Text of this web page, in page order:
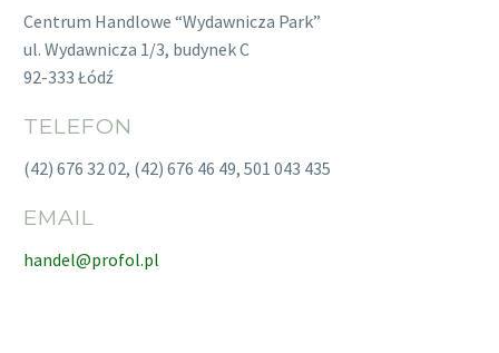
Centrum Handlowe “Wydawnicza Park”
ul. Wydawnicza 1/3, budynek C
92-333 Łódź
TELEFON
(42) 676 32 02, (42) 676 46 49, 501 043 435
EMAIL
handel@profol.pl